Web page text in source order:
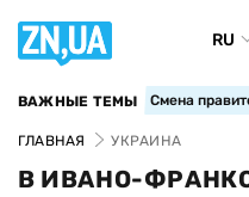
RU
ВАЖНЫЕ ТЕМЫ Смена
ГЛАВНАЯ УКРАИНА
В ИВАНО-